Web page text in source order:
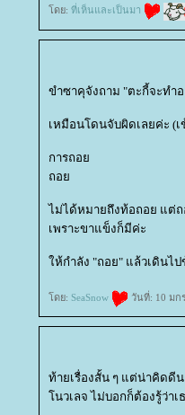
ดย: ที่เห็นและเป็นมา
ขำซาคุจังถาม "ตะกี้จะทำอ
เหมือนโดนจับผิดเลยค่ะ (
การถอ
ถอ
ไม่ได้หมายถึงท้อถอย แต่
เพราะขาแข็งก็มีค่ะ
ห้กำลัง "ถอย" แล้วเดินไป
ดย: SeaSnow วันที่: 10 มก
ท้ายเรื่องสั้น ๆ แต่น่าคิดดี
นวเลจ ไม่บอกก็ต้องรู้ว่าเ